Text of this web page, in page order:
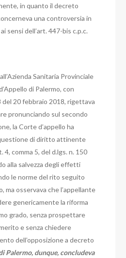
in quanto il decreto
una controversia in
sensi dell’art. 447-bis c.p.c.
Sanitaria Provinciale
di Palermo, con
del 20 febbraio 2018, rigettava
pronunciando sul secondo
la Corte d’appello ha
di diritto attinente
4, comma 5, del d.lgs. n. 150
alla salvezza degli effetti
le norme del rito seguito
ma osservava che l’appellante
genericamente la riforma
grado, senza prospettare
e senza chiedere
dell’opposizione a decreto
Palermo, dunque, concludeva